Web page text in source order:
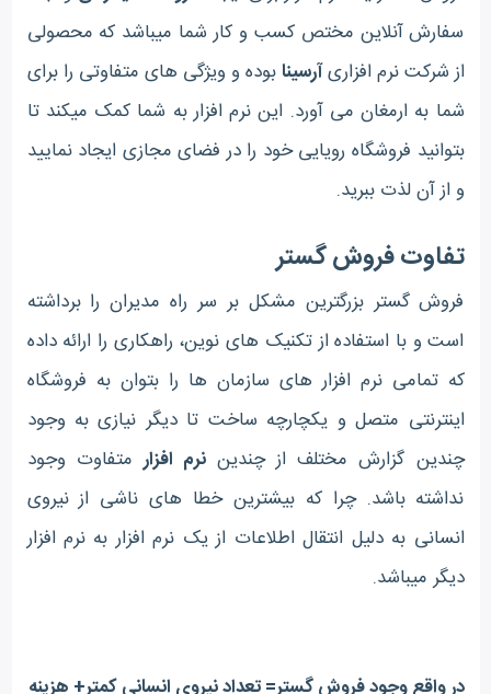
سفارش آنلاین مختص کسب و کار شما میباشد که محصولی
از شرکت نرم افزاریآرسینابوده و ویژگی های متفاوتی را برای
شما به ارمغان می آورد. این نرم افزار به شما کمک میکند تا
بتوانید فروشگاه رویایی خود را در فضای مجازی ایجاد نمایید
و از آن لذت ببرید.
تفاوت فروش گستر
فروش گستر بزرگترین مشکل بر سر راه مدیران را برداشته
است و با استفاده از تکنیک های نوین، راهکاری را ارائه داده
که تمامی نرم افزار های سازمان ها را بتوان به فروشگاه
اینترنتی متصل و یکچارچه ساخت تا دیگر نیازی به وجود
چندین گزارش مختلف از چندیننرم افزارمتفاوت وجود
نداشته باشد. چرا که بیشترین خطا های ناشی از نیروی
انسانی به دلیل انتقال اطلاعات از یک نرم افزار به نرم افزار
دیگر میباشد.
در واقع وجود فروش گستر= تعداد نیروی انسانی کمتر+ هزینه